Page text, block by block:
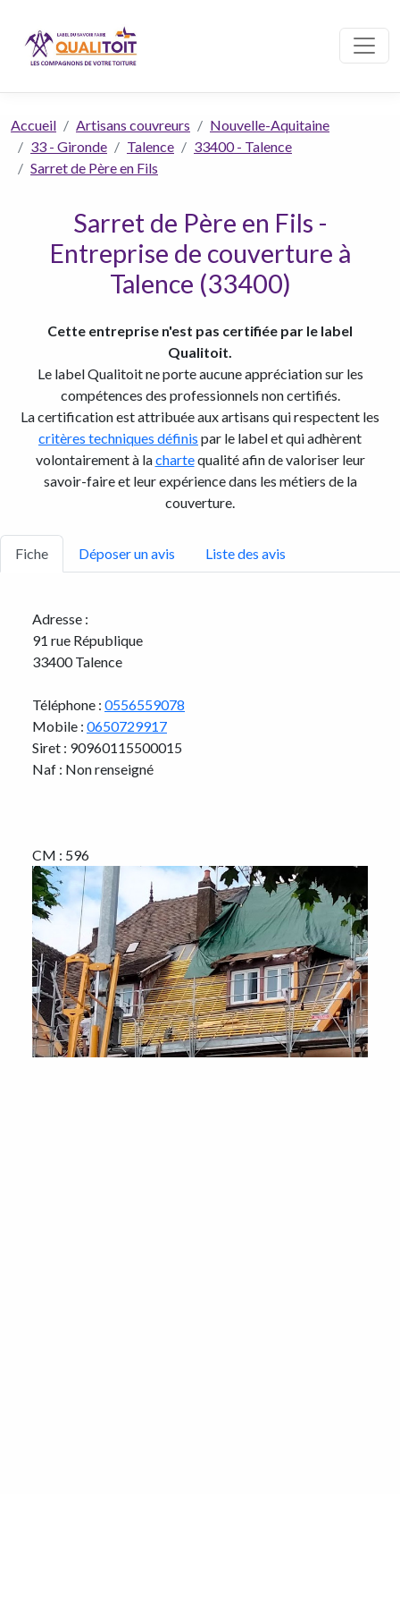
Accueil Artisans couvreurs
Nouvelle-Aquitaine
33 - Gironde
Talence
33400 - Talence
Sarret de Père en Fils
Sarret de Père en Fils -
Entreprise de couverture à
Talence (33400)
Cette entreprise n'est pas certifiée par le label
Qualitoit.
Le label Qualitoit ne porte aucune appréciation sur les
compétences des professionnels non certifiés.
La certification est attribuée aux artisans qui respectent les
critères techniques définis par le label et qui adhèrent
volontairement à lachartequalité afin de valoriser leur
savoir-faire et leur expérience dans les métiers de la
couverture.
Fiche Déposer un avis Liste des avis
Adresse :
91 rue République
33400 Talence
Téléphone : 0556559078
Mobile : 0650729917
Siret : 90960115500015
Naf : Non renseigné
CM : 596